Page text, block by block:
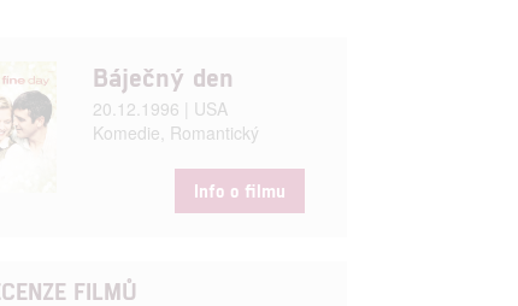
Báječný den
20.12.1996 | USA
Komedie, Romantický
Info o filmu
FILMŮ